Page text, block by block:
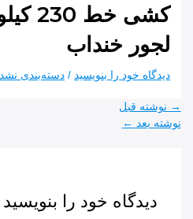
کشی
لجور خنداب
دیدگاه‌ خود را بنویسید /دسته‌بندی
راهبری
نوشته
→ نوشته قبل
نوشته بعد ←
دیدگاه‌ خود را بنویسید